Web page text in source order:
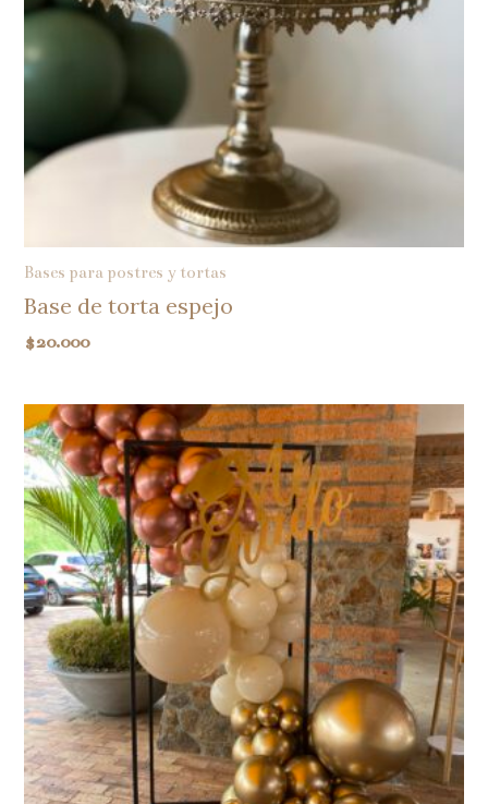
Bases para postres y tortas
Base de torta espejo
$20.000